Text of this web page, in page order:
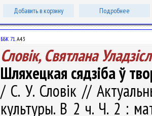
Добавить в корзину Подробнее
ББК 71.А43
Словік, Святлана
Шляхецкая сядзіба ў
/ С. У. Словік //
культуры. В 2 ч. Ч. 2 :